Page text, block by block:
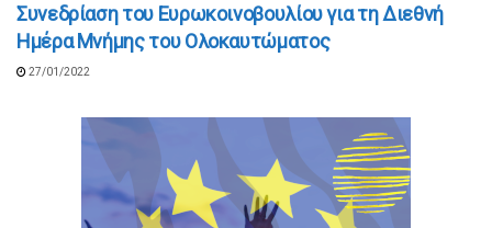
Συνεδρίαση του Ευρωκοινοβουλίου για τη Διεθνή
Ημέρα Μνήμης του Ολοκαυτώματος
27/01/2022